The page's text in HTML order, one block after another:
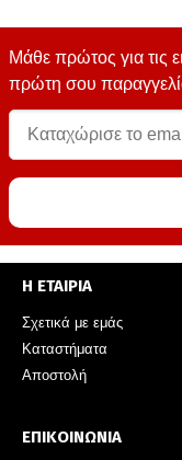
Μάθε πρώτος για τις
πρώτη σου
Η ΕΤΑΙΡΙΑ
Σχετικά με εμάς
Καταστήματα
Αποστολή
ΕΠΙΚΟΙΝΩΝΙΑ